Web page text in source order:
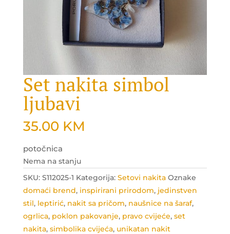
Set nakita simbol
ljubavi
35.00 KM
potočnica
Nema na stanju
SKU: S112025-1 Kategorija: Setovi nakita Oznake
domaći brend, inspirirani prirodom, jedinstven
stil, leptirić, nakit sa pričom, naušnice na šaraf,
ogrlica, poklon pakovanje, pravo cvijeće, set
nakita, simbolika cvijeća, unikatan nakit